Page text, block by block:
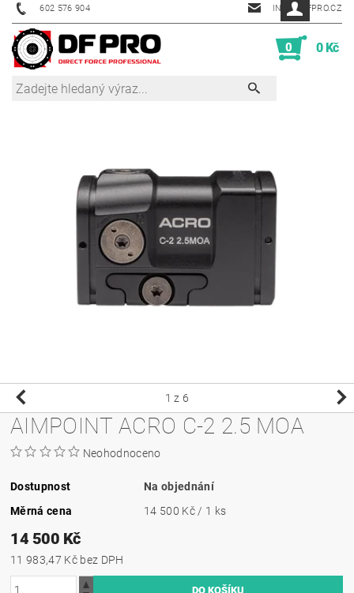
602 576 904 INFO@DFPRO.CZ
0 0 Kč
1 z 6
AIMPOINT ACRO C-2 2.5 MOA
Neohodnoceno
Dostupnost
Na objednání
Měrná cena
14 500 Kč / 1 ks
14 500 Kč
11 983,47 Kč bez DPH